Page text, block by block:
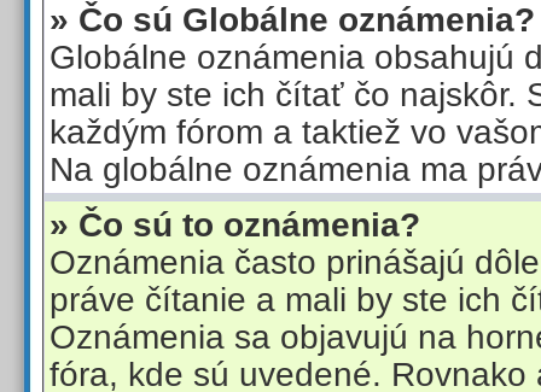
» Čo sú Globálne oznámenia?
Globálne oznámenia obsahujú
mali by ste ich čítať čo najskôr.
každým fórom a taktiež vo
Na globálne oznámenia ma
» Čo sú to oznámenia?
Oznámenia často prinášajú
práve čítanie a mali by ste ich
Oznámenia sa objavujú na
fóra, kde sú uvedené. Rovnako